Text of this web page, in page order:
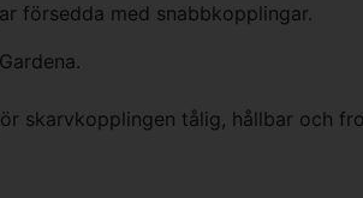
försedda med snabbkopplingar.
skarvkopplingen tålig, hållbar och